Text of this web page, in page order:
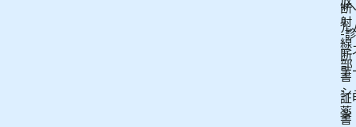
断
-診
断
書
証
書
射
線
部
-
薬
-ヘ
ル
ー
テ
シ